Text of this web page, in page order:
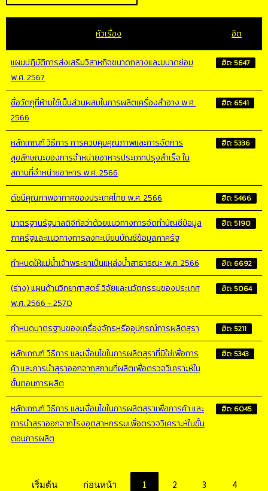
หัวเรื่อง ฮิต
แผนปฏิบัติการส่งเสริมวิสาหกิจขนาดกลางและขนาดย่อม
พ.ศ. 2567
ฮิต: 5647
ชื่อวัตถุที่ห้ามใช้เป็นส่วนผสมในการผลิตเครื่องสำอาง พ.ศ.
2566
ฮิต: 6541
หลักเกณฑ์ วิธีการ การควบคุมคุณภาพและการจัดการ
สุขลักษณะของการจำหน่ายอาหารประเภทปรุงสำเร็จ ใน
สถานที่จำหน่ายอาหาร พ.ศ. 2566
ฮิต: 5336
ดัชนีคุณภาพอากาศของประเทศไทย พ.ศ. 2566 ฮิต: 5466
มาตรฐานรัฐบาลดิจิทัลว่าด้วยแนวทางการจัดทำบัญชีข้อมูล
ภาครัฐและแนวทางการลงทะเบียนบัญชีข้อมูลภาครัฐ
ฮิต: 5190
กำหนดให้แม่น้ำเจ้าพระยาเป็นแหล่งน้ำสาธารณะ พ.ศ. 2566 ฮิต: 6692
(ร่าง) แผนด้านวิทยาศาสตร์ วิจัยและนวัตกรรมของประเทศ
พ.ศ. 2566 - 2570
ฮิต: 5064
กำหนดมาตรฐานของเครื่องจักรหรืออุปกรณ์การผลิตสุรา ฮิต: 5211
หลักเกณฑ์ วิธีการ และเงื่อนไขในการผลิตสุราที่มิใช่เพื่อการ
ค้า และการนำสุราออกจากสถานที่ผลิตเพื่อตรวจวิเคราะห์ใน
ขั้นตอนการผลิต
ฮิต: 5343
หลักเกณฑ์ วิธีการ และเงื่อนไขในการผลิตสุราเพื่อการค้า และ
การนำสุราออกจากโรงอุตสาหกรรมเพื่อตรวจวิเคราะห์ในขั้น
ตอนการผลิต
ฮิต: 6045
เริ่มต้น ก่อนหน้า 1 2 3 4